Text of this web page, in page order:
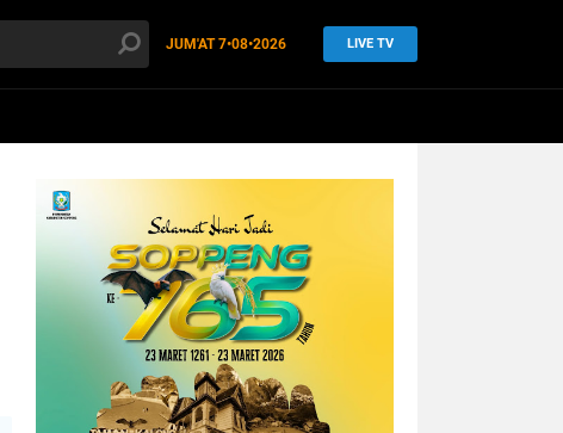
JUM'AT7•08•2026 LIVE TV